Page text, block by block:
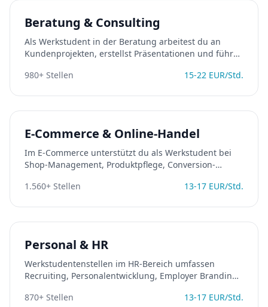
Beratung & Consulting
Als Werkstudent in der Beratung arbeitest du an
Kundenprojekten, erstellst Präsentationen und führst
Consulting-Branche neben dem Studium.
980+ Stellen 15-22 EUR/Std.
E-Commerce & Online-Handel
Im E-Commerce unterstützt du als Werkstudent bei
Shop-Management, Produktpflege, Conversion-
Branche mit vielen Einstiegsmöglichkeiten.
1.560+ Stellen 13-17 EUR/Std.
Personal & HR
Werkstudentenstellen im HR-Bereich umfassen
Recruiting, Personalentwicklung, Employer Branding
der Psychologie, BWL oder Sozialwissenschaften.
870+ Stellen 13-17 EUR/Std.